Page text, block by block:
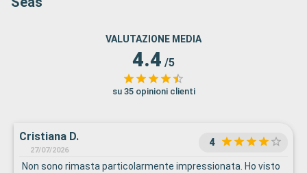
VALUTAZIONE MEDIA
4.4 /5
su 35 opinioni clienti
Cristiana D.
27/07/2026
4
Non sono rimasta particolarmente impressionata. Ho visto